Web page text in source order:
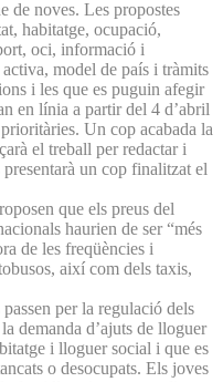
de noves. Les propostes
habitatge, ocupació,
oci, informació i
model de país i tràmits
i les que es puguin afegir
en línia a partir del 4 d’abril
Un cop acabada la
el treball per redactar i
un cop finalitzat el
que els preus del
haurien de ser “més
de les freqüències i
així com dels taxis,
per la regulació dels
demanda d’ajuts de lloguer
i lloguer social i que es
o desocupats. Els joves